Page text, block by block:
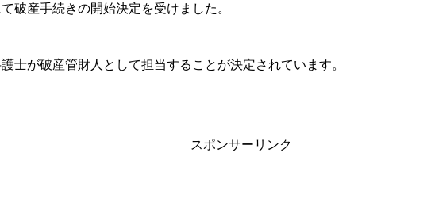
破産手続きの開始決定を受けました。
士が破産管財人として担当することが決定されています。
スポンサーリンク